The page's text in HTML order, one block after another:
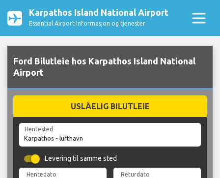
Karpathos Island National Airport
Essential Airport Informasjon og tjenester
Ford Bilutleie hos Karpathos Island National
Airport
USLÅELIG BILUTLEIE
Hentested
Levering til samme sted
Hentedato Returdato